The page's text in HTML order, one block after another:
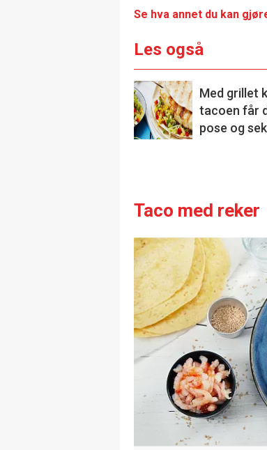
Se hva annet du kan
Les også
Med grillet
tacoen får
pose og
Taco med reker